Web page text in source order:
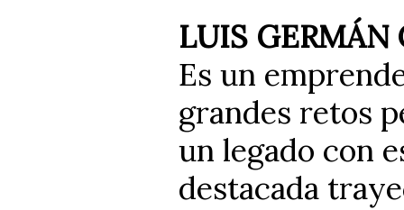
LUIS GERMÁN
Es un
grandes retos
un legado con
destacada